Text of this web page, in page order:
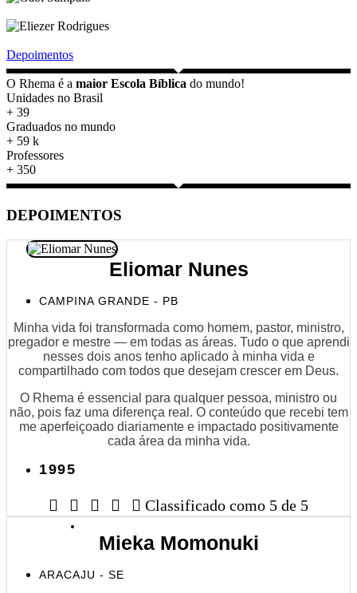
Depoimentos
O Rhema é a maior Escola Bíblica do mundo!
Unidades no Brasil
+ 39
Graduados no mundo
+ 59 k
Professores
+ 350
DEPOIMENTOS
Eliomar Nunes
CAMPINA GRANDE - PB
Minha vida foi transformada como homem, pastor, ministro,
pregador e mestre — em todas as áreas. Tudo o que aprendi
nesses dois anos tenho aplicado à minha vida e
compartilhado com todos que desejam crescer em Deus.
O Rhema é essencial para qualquer pessoa, ministro ou
não, pois faz uma diferença real. O conteúdo que recebi tem
me aperfeiçoado diariamente e impactado positivamente
cada área da minha vida.
1995
     Classificado como 5 de 5
Mieka Momonuki
ARACAJU - SE